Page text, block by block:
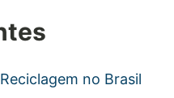
no Brasil